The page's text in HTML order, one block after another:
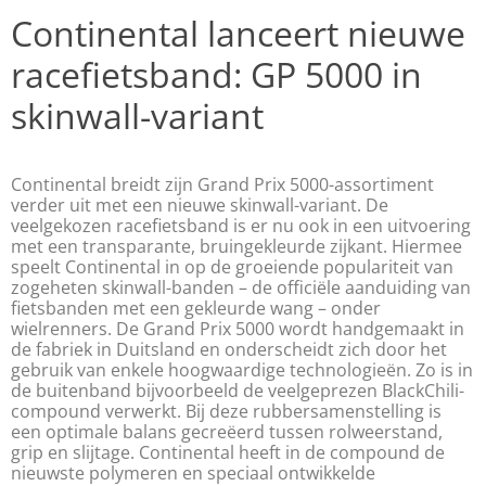
Continental lanceert nieuwe
racefietsband: GP 5000 in
skinwall-variant
Continental breidt zijn Grand Prix 5000-assortiment
verder uit met een nieuwe skinwall-variant. De
veelgekozen racefietsband is er nu ook in een uitvoering
met een transparante, bruingekleurde zijkant. Hiermee
speelt Continental in op de groeiende populariteit van
zogeheten skinwall-banden – de officiële aanduiding van
fietsbanden met een gekleurde wang – onder
wielrenners. De Grand Prix 5000 wordt handgemaakt in
de fabriek in Duitsland en onderscheidt zich door het
gebruik van enkele hoogwaardige technologieën. Zo is in
de buitenband bijvoorbeeld de veelgeprezen BlackChili-
compound verwerkt. Bij deze rubbersamenstelling is
een optimale balans gecreëerd tussen rolweerstand,
grip en slijtage. Continental heeft in de compound de
nieuwste polymeren en speciaal ontwikkelde